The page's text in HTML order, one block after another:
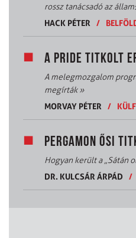
rossz tanácsadó az
HACK PÉTER
/
A PRIDE TITKOLT
A melegmozgalom
megírták»
MORVAY PÉTER
/
PERGAMON ŐSI
Hogyan került a „Sátán
DR. KULCSÁR ÁRPÁD
/